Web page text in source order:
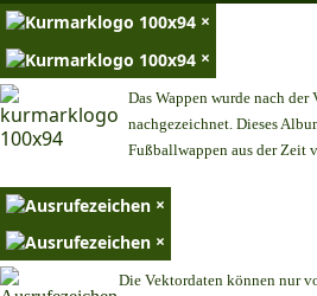
×
×
Das Wappen wurde nach
nachgezeichnet. Dieses
Fußballwappen aus der Zeit
×
×
Die Vektordaten können nur